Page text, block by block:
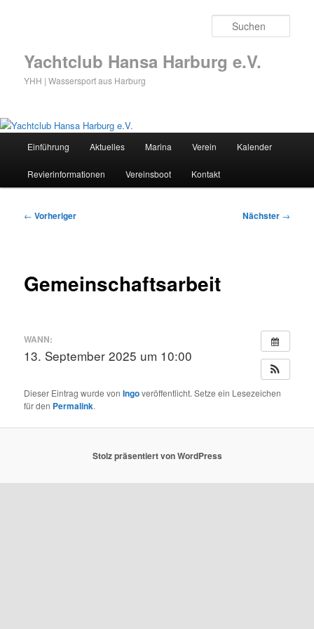
Yachtclub Hansa Harburg e.V.
YHH | Wassersport aus Harburg
Einführung Aktuelles Marina Verein Kalender
Revierinformationen Vereinsboot Kontakt
Beitragsnavigation
← Vorheriger Nächster →
Gemeinschaftsarbeit
WANN:
13. September 2025 um 10:00
Dieser Eintrag wurde vonIngoveröffentlicht. Setze ein Lesezeichen
für den Permalink.
Stolz präsentiert von WordPress